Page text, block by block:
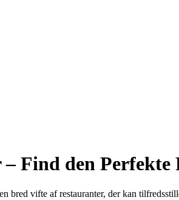
– Find den
bred vifte af restauranter, der kan